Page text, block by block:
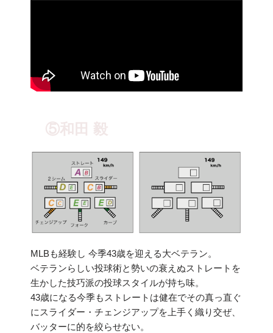
⑤和田 毅
MLBも経験し 今季43歳を迎える大ベテラン。
ベテランらしい投球術と勢いの衰えぬストレートを
生かした技巧派の投球スタイルが持ち味。
43歳になる今季もストレートは健在でその真っ直ぐ
にスライダー・チェンジアップを上手く織り交ぜ、
バッターに的を絞らせない。